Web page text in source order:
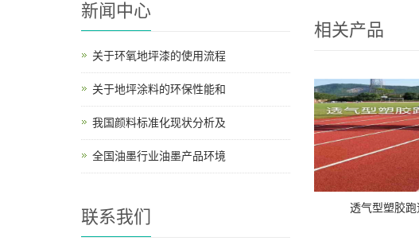
相关产品
透气型塑胶跑
新闻中心
关于环氧地坪漆的使用流程
关于地坪涂料的环保性能和
我国颜料标准化现状分析及
全国油墨行业油墨产品环境
联系我们